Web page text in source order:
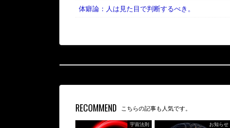
体癖論：人は見た目で判断するべき。
RECOMMEND こちらの記事も人気です。
宇宙法則 お知らせ